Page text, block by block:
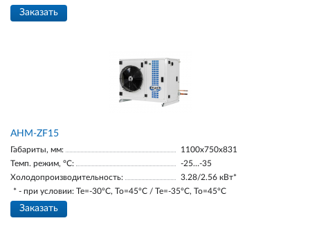
Заказать
AНM-ZF15
Габариты, мм:
1100х750х831
Темп. режим, °С:
-25…-35
Холодопроизводительность:
3.28/2.56 кВт*
* - при условии: Te=-30ºC, To=45ºC / Te=-35ºC, To=45ºC
Заказать